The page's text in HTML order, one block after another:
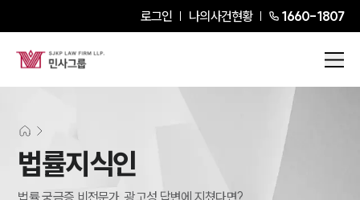
로그인 나의사건현황 1660-1807
법률지식인
법률 궁금증 비전문가, 광고성 답변에 지쳤다면?